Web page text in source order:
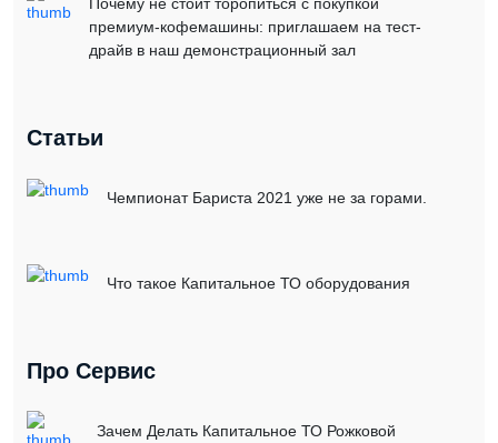
премиум-кофемашины: приглашаем на тест-
драйв в наш демонстрационный зал
Статьи
Чемпионат Бариста 2021 уже не за горами.
Что такое Капитальное ТО оборудования
Про Сервис
Зачем Делать Капитальное ТО Рожковой